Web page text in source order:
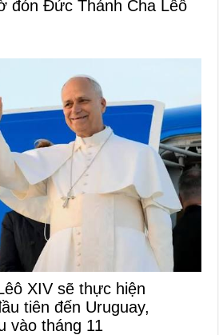
đón Đức Thánh Cha Lêô
XIV sẽ thực hiện
tiên đến Uruguay,
vào tháng 11